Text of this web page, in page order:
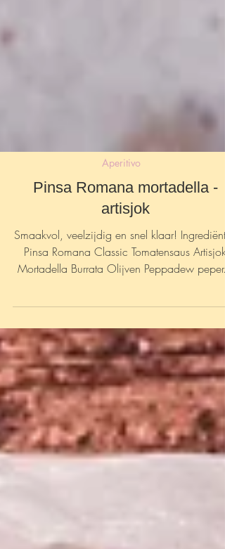
Aperitivo
Pinsa Romana mortadella -
artisjok
Smaakvol, veelzijdig en snel klaar!
Mortadella Burrata Olijven Peppadew peper...